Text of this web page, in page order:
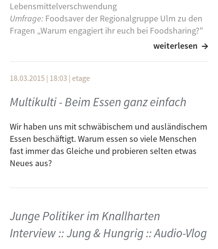
Lebensmittelverschwendung
Umfrage: Foodsaver der Regionalgruppe Ulm zu den
Fragen „Warum engagiert ihr euch bei Foodsharing?"
Vor-Ort-Bericht:Foodsharing-Regionalgruppe Ulm
Playlist:
- Sleep Alone
Fleet Foxes- Lorelai
Vampire Weekend - Obvious Bicycle
Walk The Moon- Spend Your Money
Regina Spektor
Fun.- One Foot
Kontakt: ulm(a)vebu.de oder über unsereFacebook-
Seite
weiterlesen
18.03.2015 | 18:03 | etage
Multikulti - Beim Essen ganz einfach
Wir haben uns mit schwäbischem und ausländischem
Essen beschäftigt. Warum essen so viele Menschen
fast immer das Gleiche und probieren selten etwas
Neues aus?
Junge Politiker im Knallharten
Interview :: Jung & Hungrig :: Audio-Vlog